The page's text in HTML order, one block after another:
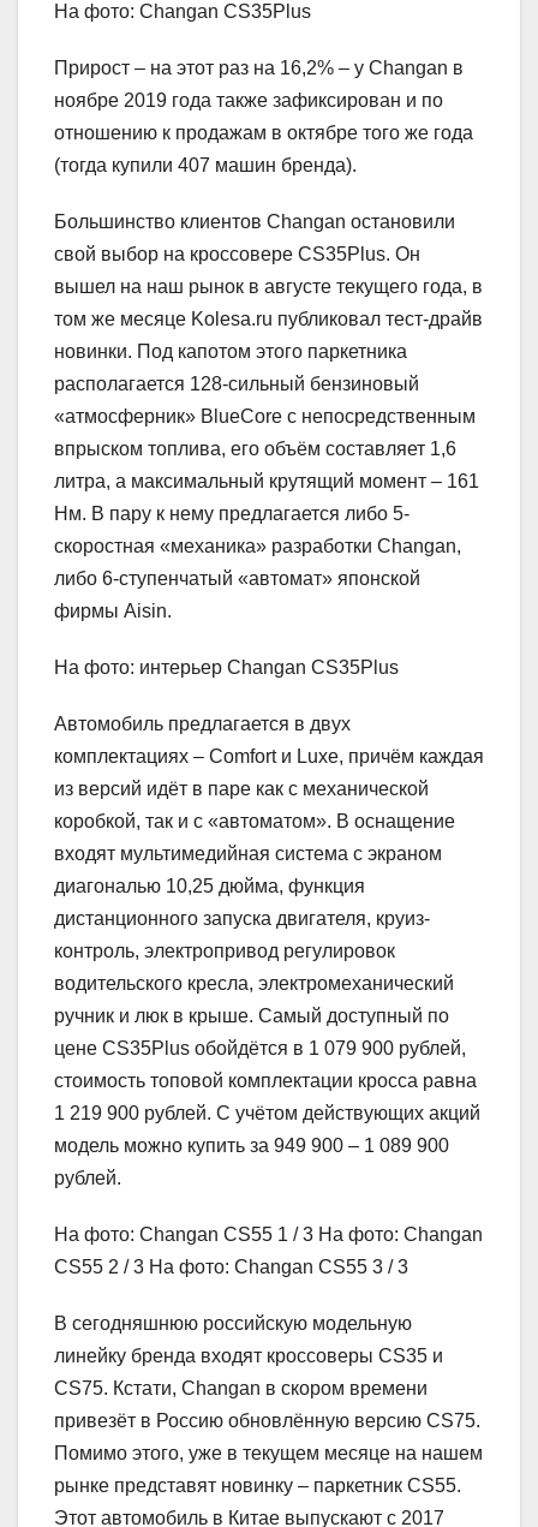
На фото: Changan CS35Plus
Прирост – на этот раз на 16,2% – у Changan в
ноябре 2019 года также зафиксирован и по
отношению к продажам в октябре того же года
(тогда купили 407 машин бренда).
Большинство клиентов Changan остановили
свой выбор на кроссовере CS35Plus. Он
вышел на наш рынок в августе текущего года, в
том же месяце Kolesa.ru публиковал тест-драйв
новинки. Под капотом этого паркетника
располагается 128-сильный бензиновый
«атмосферник» BlueCore с непосредственным
впрыском топлива, его объём составляет 1,6
литра, а максимальный крутящий момент – 161
Нм. В пару к нему предлагается либо 5-
скоростная «механика» разработки Changan,
либо 6-ступенчатый «автомат» японской
фирмы Aisin.
На фото: интерьер Changan CS35Plus
Автомобиль предлагается в двух
комплектациях – Comfort и Luxe, причём каждая
из версий идёт в паре как с механической
коробкой, так и с «автоматом». В оснащение
входят мультимедийная система с экраном
диагональю 10,25 дюйма, функция
дистанционного запуска двигателя, круиз-
контроль, электропривод регулировок
водительского кресла, электромеханический
ручник и люк в крыше. Самый доступный по
цене CS35Plus обойдётся в 1 079 900 рублей,
стоимость топовой комплектации кросса равна
1 219 900 рублей. С учётом действующих акций
модель можно купить за 949 900 – 1 089 900
рублей.
На фото: Changan CS55 1 / 3 На фото: Changan
CS55 2 / 3 На фото: Changan CS55 3 / 3
В сегодняшнюю российскую модельную
линейку бренда входят кроссоверы CS35 и
CS75. Кстати, Changan в скором времени
привезёт в Россию обновлённую версию CS75.
Помимо этого, уже в текущем месяце на нашем
рынке представят новинку – паркетник CS55.
Этот автомобиль в Китае выпускают с 2017